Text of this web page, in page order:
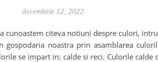
decembrie 12, 2022
cunoastem citeva notiuni despre culori,
gospodaria noastra prin asamblarea
se impart in: calde si reci. Culorile calde